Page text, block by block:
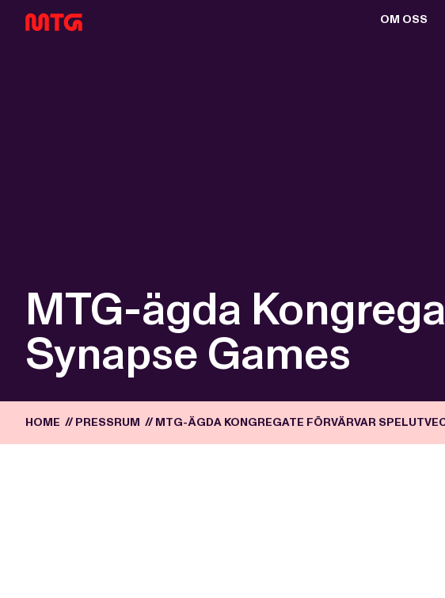
OM OSS
MTG-ägda
Synapse Games
HOME // PRESSRUM // MTG-ÄGDA KONGREGATE FÖRVÄRVAR